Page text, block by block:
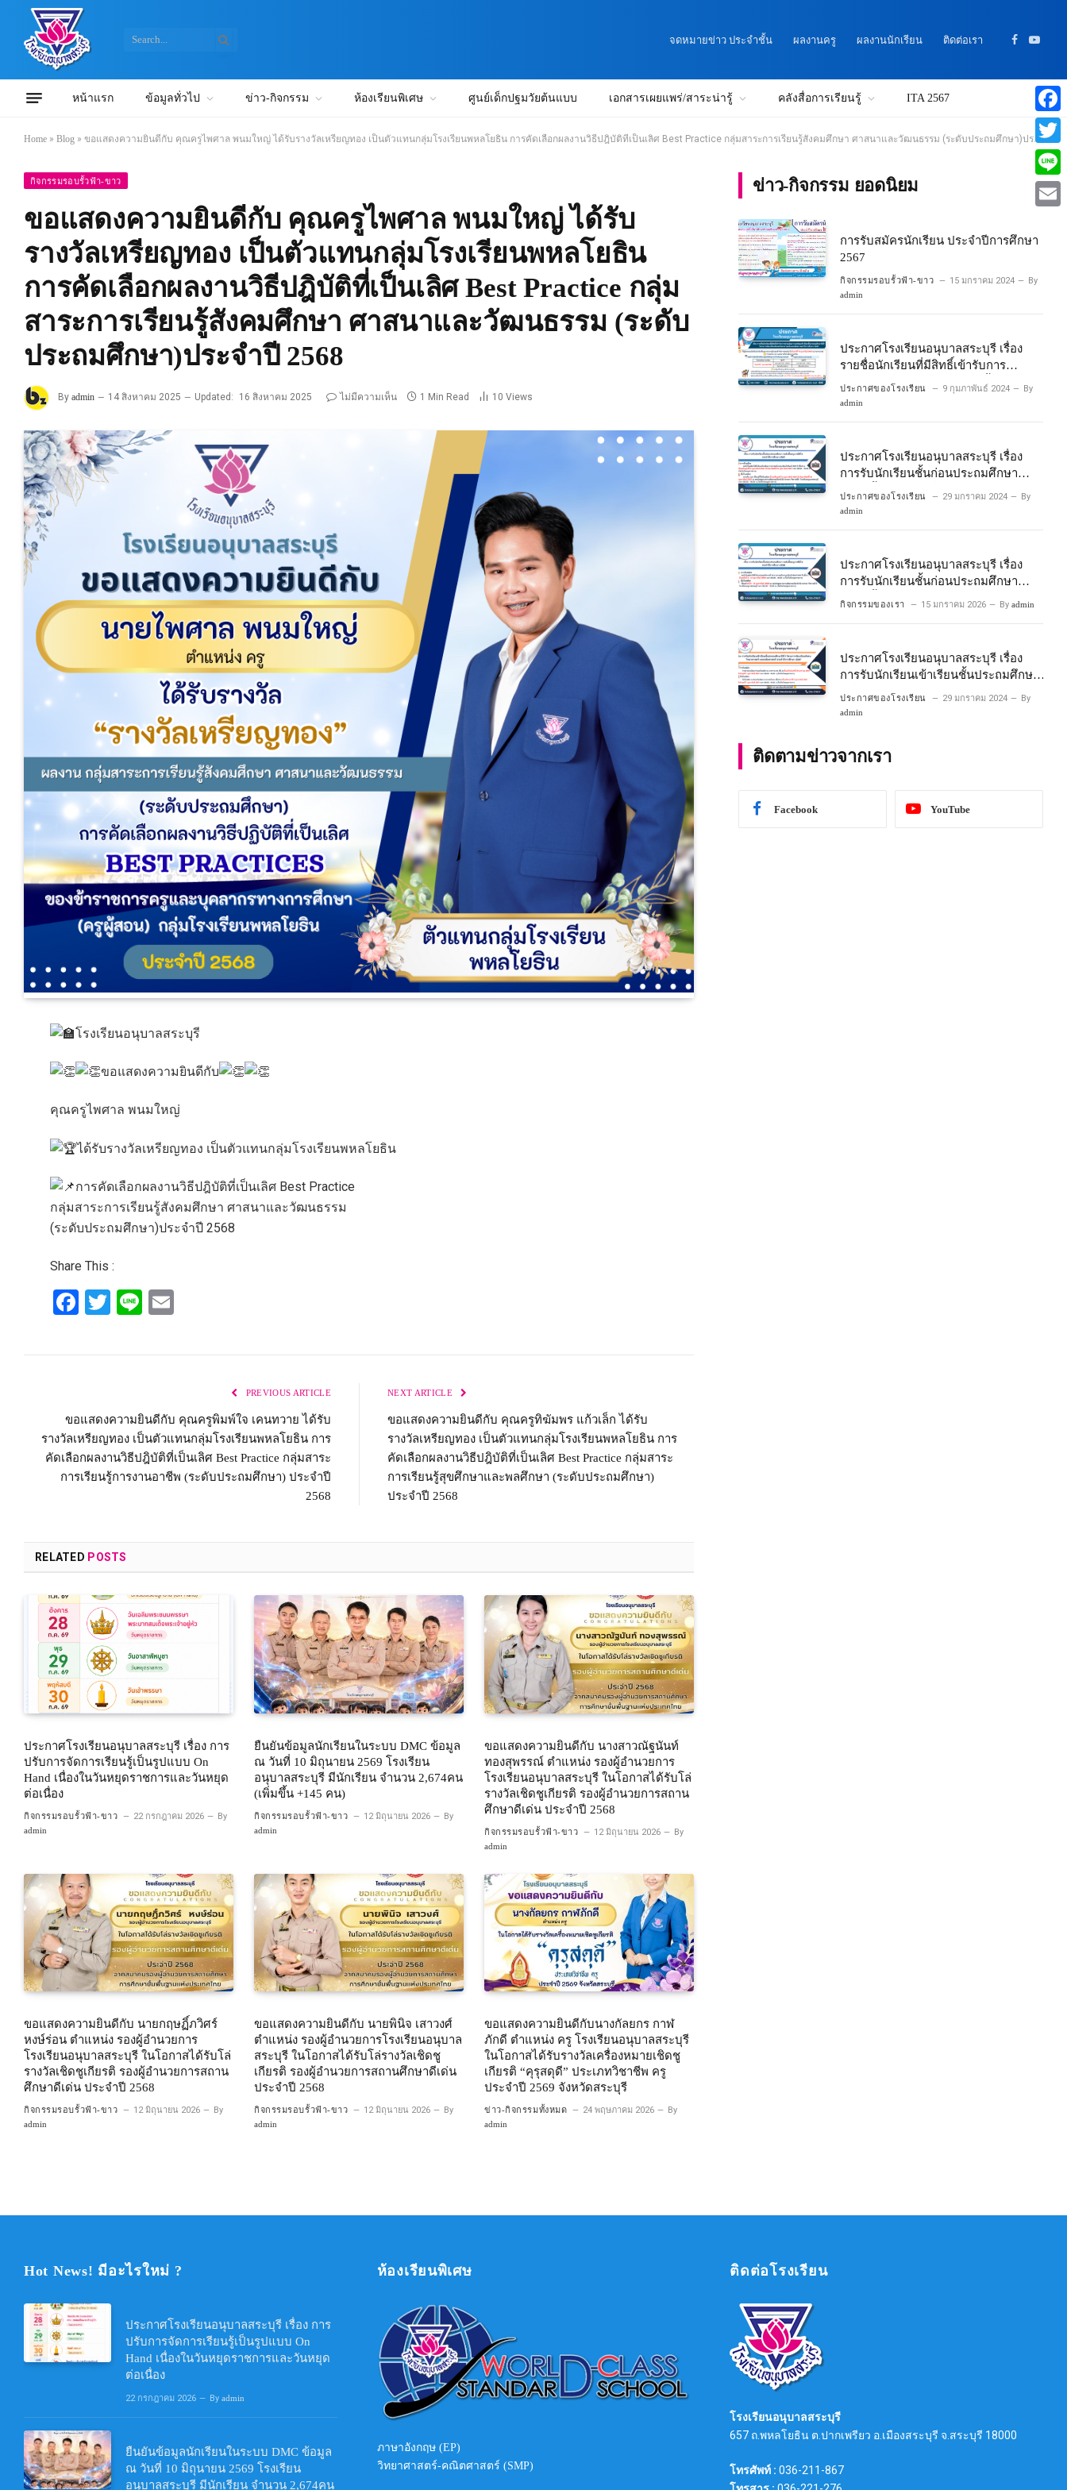
จดหมายข่าว ประจำชั้น ผลงานครู ผลงานนักเรียน ติดต่อเรา
Facebook
หน้าแรก ข้อมูลทั่วไป ข่าว-กิจกรรม ห้องเรียนพิเศษ ศูนย์เด็กปฐมวัยต้นแบบ เอกสารเผยแพร่/สาระน่ารู้ คลังสื่อการเรียนรู้ ITA 2567
Home » Blog » ขอแสดงความยินดีกับ คุณครูไพศาล พนมใหญ่ ได้รับรางวัลเหรียญทอง เป็นตัวแทนกลุ่มโรงเรียนพหลโยธิน การคัดเลือกผลงานวิธีปฎิบัติที่เป็นเลิศ Best Practice กลุ่มสาระการเรียนรู้สังคมศึกษา ศาสนาและวัฒนธรรม (ระดับประถมศึกษา)ประจำปี 2568
กิจกรรมรอบรั้วฟ้า-ขาว
ขอแสดงความยินดีกับ คุณครูไพศาล พนมใหญ่ ได้รับ
รางวัลเหรียญทอง เป็นตัวแทนกลุ่มโรงเรียนพหลโยธิน
การคัดเลือกผลงานวิธีปฎิบัติที่เป็นเลิศ Best Practice กลุ่ม
สาระการเรียนรู้สังคมศึกษา ศาสนาและวัฒนธรรม (ระดับ
ประถมศึกษา)ประจำปี 2568
By admin 14 สิงหาคม 2025 Updated: 16 สิงหาคม 2025 ไม่มีความเห็น 1 Min Read 10 Views
โรงเรียนอนุบาลสระบุรี
ขอแสดงความยินดีกับ
คุณครูไพศาล พนมใหญ่
ได้รับรางวัลเหรียญทอง เป็นตัวแทนกลุ่มโรงเรียนพหลโยธิน
การคัดเลือกผลงานวิธีปฎิบัติที่เป็นเลิศ Best Practice
กลุ่มสาระการเรียนรู้สังคมศึกษา ศาสนาและวัฒนธรรม
(ระดับประถมศึกษา)ประจำปี 2568
Share This :
Facebook
Twitter
Line
PREVIOUS ARTICLE
ขอแสดงความยินดีกับ คุณครูพิมพ์ใจ เคนทวาย ได้รับ
รางวัลเหรียญทอง เป็นตัวแทนกลุ่มโรงเรียนพหลโยธิน การ
คัดเลือกผลงานวิธีปฎิบัติที่เป็นเลิศ Best Practice กลุ่มสาระ
การเรียนรู้การงานอาชีพ (ระดับประถมศึกษา) ประจำปี
2568
NEXT ARTICLE
ขอแสดงความยินดีกับ คุณครูทิฆัมพร แก้วเล็ก ได้รับ
รางวัลเหรียญทอง เป็นตัวแทนกลุ่มโรงเรียนพหลโยธิน การ
คัดเลือกผลงานวิธีปฎิบัติที่เป็นเลิศ Best Practice กลุ่มสาระ
การเรียนรู้สุขศึกษาและพลศึกษา (ระดับประถมศึกษา)
ประจำปี 2568
RELATED POSTS
ประกาศโรงเรียนอนุบาลสระบุรี เรื่อง การ
ปรับการจัดการเรียนรู้เป็นรูปแบบ On
Hand เนื่องในวันหยุดราชการและวันหยุด
ต่อเนื่อง
กิจกรรมรอบรั้วฟ้า-ขาว 22 กรกฎาคม 2026 By
admin
ยืนยันข้อมูลนักเรียนในระบบ DMC ข้อมูล
ณ วันที่ 10 มิถุนายน 2569 โรงเรียน
อนุบาลสระบุรี มีนักเรียน จำนวน 2,674คน
(เพิ่มขึ้น +145 คน)
กิจกรรมรอบรั้วฟ้า-ขาว 12 มิถุนายน 2026 By
admin
ขอแสดงความยินดีกับ นางสาวณัฐนันท์
ทองสุพรรณ์ ตำแหน่ง รองผู้อำนวยการ
โรงเรียนอนุบาลสระบุรี ในโอกาสได้รับโล่
รางวัลเชิดชูเกียรติ รองผู้อำนวยการสถาน
ศึกษาดีเด่น ประจำปี 2568
กิจกรรมรอบรั้วฟ้า-ขาว 12 มิถุนายน 2026 By
admin
ขอแสดงความยินดีกับ นายกฤษฏิ์ภวิศร์
หงษ์ร่อน ตำแหน่ง รองผู้อำนวยการ
โรงเรียนอนุบาลสระบุรี ในโอกาสได้รับโล่
รางวัลเชิดชูเกียรติ รองผู้อำนวยการสถาน
ศึกษาดีเด่น ประจำปี 2568
กิจกรรมรอบรั้วฟ้า-ขาว 12 มิถุนายน 2026 By
admin
ขอแสดงความยินดีกับ นายพินิจ เสาวงศ์
ตำแหน่ง รองผู้อำนวยการโรงเรียนอนุบาล
สระบุรี ในโอกาสได้รับโล่รางวัลเชิดชู
เกียรติ รองผู้อำนวยการสถานศึกษาดีเด่น
ประจำปี 2568
กิจกรรมรอบรั้วฟ้า-ขาว 12 มิถุนายน 2026 By
admin
ขอแสดงความยินดีกับนางกัลยกร กาฬ
ภักดี ตำแหน่ง ครู โรงเรียนอนุบาลสระบุรี
ในโอกาสได้รับรางวัลเครื่องหมายเชิดชู
เกียรติ “คุรุสดุดี” ประเภทวิชาชีพ ครู
ประจำปี 2569 จังหวัดสระบุรี
ข่าว-กิจกรรมทั้งหมด 24 พฤษภาคม 2026 By
admin
ข่าว-กิจกรรม ยอดนิยม
การรับสมัครนักเรียน ประจำปีการศึกษา
2567
กิจกรรมรอบรั้วฟ้า-ขาว 15 มกราคม 2024 By
admin
ประกาศโรงเรียนอนุบาลสระบุรี เรื่อง
รายชื่อนักเรียนที่มีสิทธิ์เข้ารับการ
ประเมินความพร้อมเข้าเรียนชั้นประถม
ศึกษาปีที่ 1 โครงการห้องเรียนพิเศษ
ประกาศของโรงเรียน 9 กุมภาพันธ์ 2024 By
admin
ประกาศโรงเรียนอนุบาลสระบุรี เรื่อง
การรับนักเรียนชั้นก่อนประถมศึกษา
ระดับชั้นอนุบาลปีที่ 2 ประจําปีการศึกษา
2567
ประกาศของโรงเรียน 29 มกราคม 2024 By
admin
ประกาศโรงเรียนอนุบาลสระบุรี เรื่อง
การรับนักเรียนชั้นก่อนประถมศึกษา
ระดับชั้นอนุบาลปีที่ ๒ ประจำปีการศึกษา
กิจกรรมของเรา 15 มกราคม 2026 By admin
ประกาศโรงเรียนอนุบาลสระบุรี เรื่อง
การรับนักเรียนเข้าเรียนชั้นประถมศึกษา
ปีที่ 1 โครงการห้องเรียนพิเศษ
วิทยาศาสตร์ และคณิตศาสตร์ ประจําปี
ประกาศของโรงเรียน 29 มกราคม 2024 By
admin
ติดตามข่าวจากเรา
Facebook YouTube
Hot News! มีอะไรใหม่ ?
ประกาศโรงเรียนอนุบาลสระบุรี เรื่อง การ
ปรับการจัดการเรียนรู้เป็นรูปแบบ On
Hand เนื่องในวันหยุดราชการและวันหยุด
ต่อเนื่อง
22 กรกฎาคม 2026 By admin
ยืนยันข้อมูลนักเรียนในระบบ DMC ข้อมูล
ณ วันที่ 10 มิถุนายน 2569 โรงเรียน
อนุบาลสระบุรี มีนักเรียน จำนวน 2,674คน
ห้องเรียนพิเศษ
ภาษาอังกฤษ (EP)
วิทยาศาสตร์-คณิตศาสตร์ (SMP)
ติดต่อโรงเรียน
โรงเรียนอนุบาลสระบุรี
657 ถ.พหลโยธิน ต.ปากเพรียว อ.เมืองสระบุรี จ.สระบุรี 18000
โทรศัพท์ : 036-211-867
Line